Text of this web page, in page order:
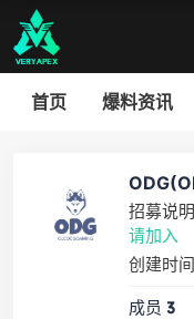
首页 爆料资讯
招募说
请加入
创建时
成员 3